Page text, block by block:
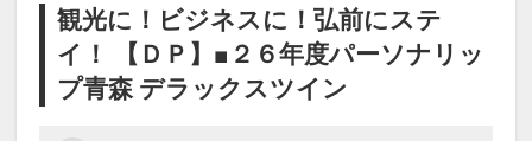
観光に！ビジネスに！弘前にステ
イ！ 【ＤＰ】■２６年度パーソナリッ
プ青森 デラックスツイン